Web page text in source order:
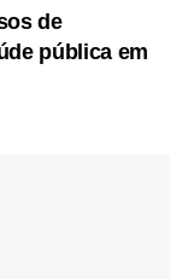
de
pública em